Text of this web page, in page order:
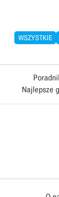
WSZYSTKIE
Najlepsze